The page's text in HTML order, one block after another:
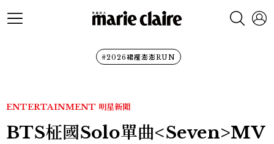
#2026裙襬澎澎RUN
ENTERTAINMENT 明星新聞
BTS柾國Solo單曲<Seven>MV